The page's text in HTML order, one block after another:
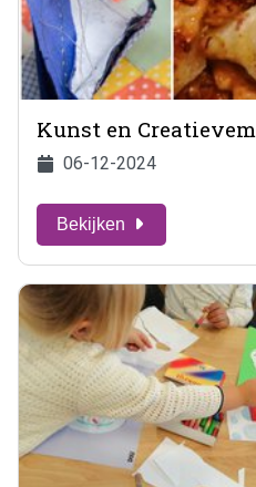
Kunst en
06-12-2024
Bekijken